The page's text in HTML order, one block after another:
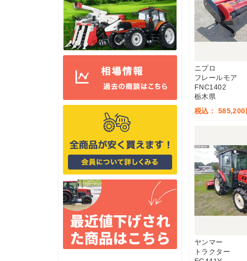
ニプロ
フレールモア
FNC1402
栃木県
税込： 585,200
ヤンマー
トラクター